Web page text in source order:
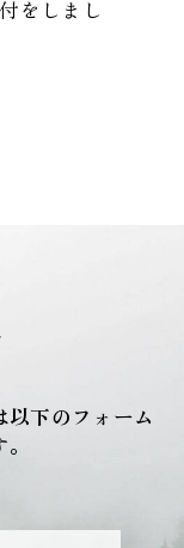
をしまし
下のフォーム